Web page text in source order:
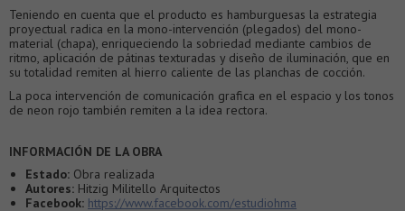
Teniendo en cuenta que el producto es hamburguesas la estrategia
proyectual radica en la mono-intervención (plegados) del mono-
material (chapa), enriqueciendo la sobriedad mediante cambios de
ritmo, aplicación de pátinas texturadas y diseño de iluminación, que en
su totalidad remiten al hierro caliente de las planchas de cocción.
La poca intervención de comunicación grafica en el espacio y los tonos
de neon rojo también remiten a la idea rectora.
INFORMACIÓN DE LA OBRA
Estado: Obra realizada
Autores: Hitzig Militello Arquitectos
Facebook: https://www.facebook.com/estudiohma